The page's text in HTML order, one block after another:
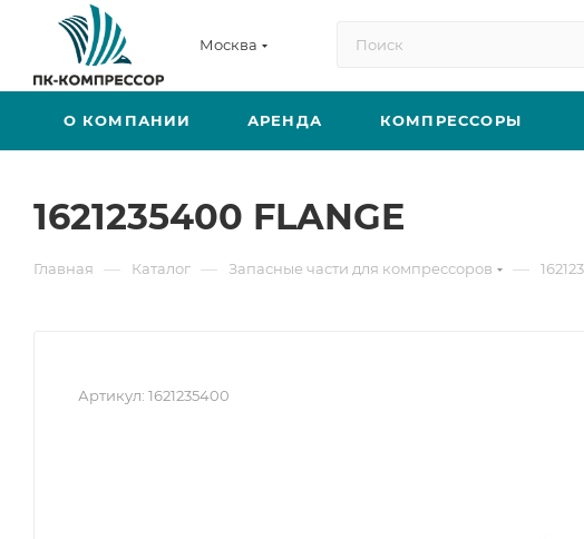
Москва
О КОМПАНИИ АРЕНДА КОМПРЕССОРЫ
1621235400 FLANGE
Главная — Каталог — Запасные части для компрессоров —
Артикул: 1621235400